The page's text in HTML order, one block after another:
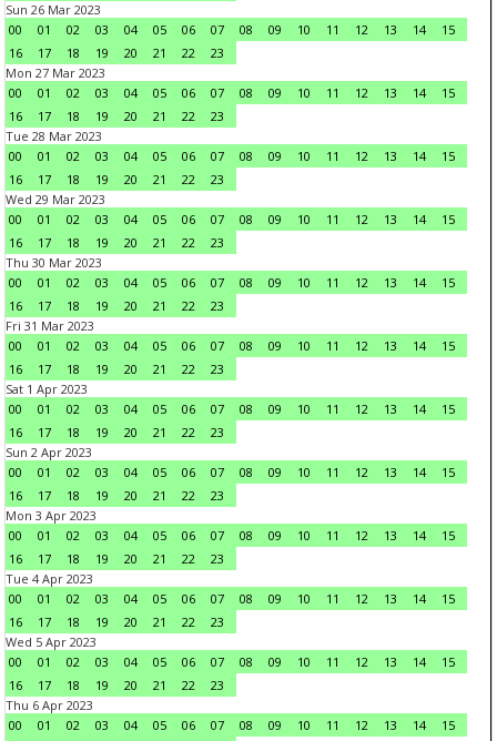
Sun 26 Mar 2023
00
01 02 03 04 05 06 07 08 09 10 11 12 13 14
15
16
17 18 19 20 21 22
23
Mon 27 Mar 2023
00
01 02 03 04 05 06 07 08 09 10 11 12 13 14
15
16
17 18 19 20 21 22
23
Tue 28 Mar 2023
00
01 02 03 04 05 06 07 08 09 10 11 12 13 14
15
16
17 18 19 20 21 22
23
Wed 29 Mar 2023
00
01 02 03 04 05 06 07 08 09 10 11 12 13 14
15
16
17 18 19 20 21 22
23
Thu 30 Mar 2023
00
01 02 03 04 05 06 07 08 09 10 11 12 13 14
15
16
17 18 19 20 21 22
23
Fri 31 Mar 2023
00
01 02 03 04 05 06 07 08 09 10 11 12 13 14
15
16
17 18 19 20 21 22
23
Sat 1 Apr 2023
00
01 02 03 04 05 06 07 08 09 10 11 12 13 14
15
16
17 18 19 20 21 22
23
Sun 2 Apr 2023
00
01 02 03 04 05 06 07 08 09 10 11 12 13 14
15
16
17 18 19 20 21 22
23
Mon 3 Apr 2023
00
01 02 03 04 05 06 07 08 09 10 11 12 13 14
15
16
17 18 19 20 21 22
23
Tue 4 Apr 2023
00
01 02 03 04 05 06 07 08 09 10 11 12 13 14
15
16
17 18 19 20 21 22
23
Wed 5 Apr 2023
00
01 02 03 04 05 06 07 08 09 10 11 12 13 14
15
16
17 18 19 20 21 22
23
Thu 6 Apr 2023
00
01 02 03 04 05 06 07 08 09 10 11 12 13 14
15